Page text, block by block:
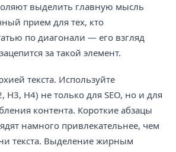
выделить главную мысль
прием для тех, кто
по диагонали — его взгляд
за такой элемент.
текста. Используйте
H3, H4) не только для SEO, но и для
контента. Короткие абзацы
намного привлекательнее, чем
текста. Выделение жирным